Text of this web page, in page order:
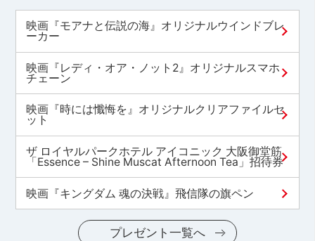
映画『モアナと伝説の海』オリジナルウインドブレ
ーカー
映画『レディ・オア・ノット2』オリジナルスマホ
チェーン
映画『時には懺悔を』オリジナルクリアファイルセ
ット
ザ ロイヤルパークホテル アイコニック 大阪御堂筋
「Essence – Shine Muscat Afternoon Tea」招待券
映画『キングダム 魂の決戦』飛信隊の旗ペン
プレゼント一覧へ